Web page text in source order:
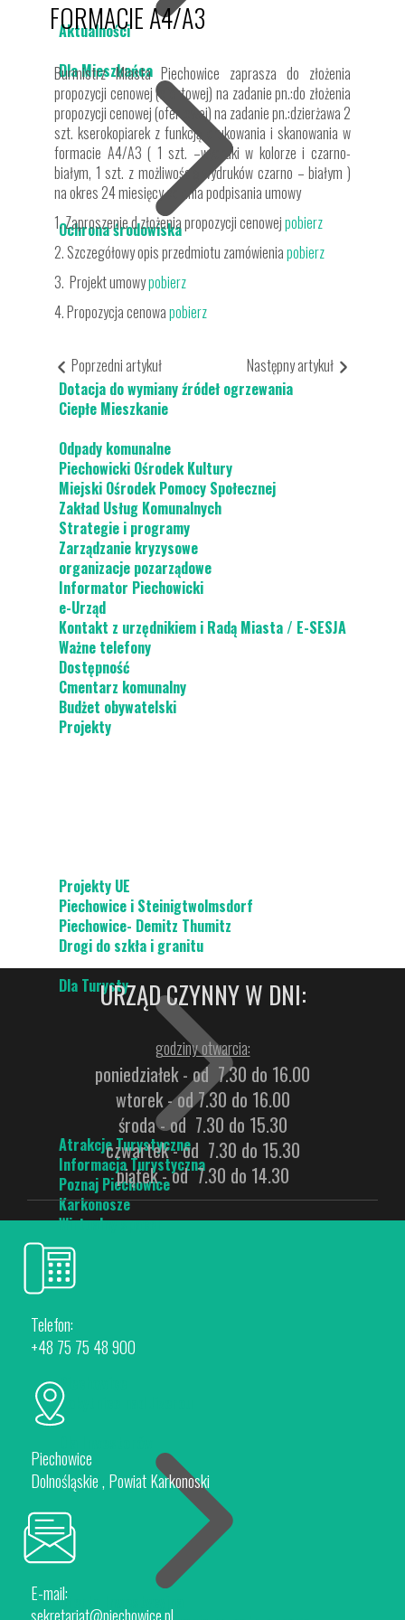
Aktualności
Dla Mieszkańca
Ochrona środowiska
Dotacja do wymiany źródeł ogrzewania
Ciepłe Mieszkanie
Odpady komunalne
Piechowicki Ośrodek Kultury
Miejski Ośrodek Pomocy Społecznej
Zakład Usług Komunalnych
Strategie i programy
Zarządzanie kryzysowe
organizacje pozarządowe
Informator Piechowicki
e-Urząd
Kontakt z urzędnikiem i Radą Miasta / E-SESJA
Ważne telefony
Dostępność
Cmentarz komunalny
Budżet obywatelski
Projekty
Projekty UE
Piechowice i Steinigtwolmsdorf
Piechowice- Demitz Thumitz
Drogi do szkła i granitu
Dla Turysty
Atrakcje Turystyczne
Informacja Turystyczna
Poznaj Piechowice
Karkonosze
Wirtualny spacer
Piechowice
Rokytnice nad Jizerou
Oferta Inwestycyjna
FORMACIE A4/A3
Burmistrz Miasta Piechowice zaprasza do złożenia
propozycji cenowej (ofertowej) na zadanie pn.:do złożenia
propozycji cenowej (ofertowej) na zadanie pn.:dzierżawa 2
szt. kserokopiarek z funkcją drukowania i skanowania w
formacie A4/A3 ( 1 szt. –wydruki w kolorze i czarno-
białym, 1 szt. z możliwością wydruków czarno – białym )
na okres 24 miesięcy od dnia podpisania umowy
1. Zaproszenie d złożenia propozycji cenowejpobierz
2. Szczegółowy opis przedmiotu zamówieniapobierz
3. Projekt umowypobierz
4. Propozycja cenowapobierz
Poprzedni artykuł Następny artykuł
URZĄD CZYNNY W DNI:
godziny otwarcia:
poniedziałek - od 7.30 do 16.00
wtorek - od 7.30 do 16.00
środa - od 7.30 do 15.30
czwartek - od 7.30 do 15.30
piątek - od 7.30 do 14.30
Telefon:
+48 75 75 48 900
Piechowice
Dolnośląskie , Powiat Karkonoski
E-mail: